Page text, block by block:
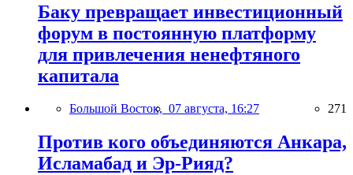
Баку превращает инвестиционный
форум в постоянную платформу
для привлечения ненефтяного
капитала
Большой Восток, 07 августа, 16:27 271
Против кого объединяются Анкара,
Исламабад и Эр-Рияд?